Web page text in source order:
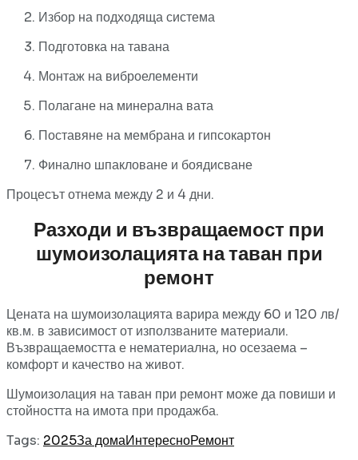
Избор на подходящасистема
Подготовка натавана
Монтаж на виброелементи
Полагане на минерална вата
Поставяне на мембрана и гипсокартон
Финално шпакловане и боядисване
Процесътотнема между 2 и 4 дни.
Разходи и възвращаемост при
шумоизолациятанатаван при
ремонт
Цената на шумоизолацията варира между 60 и 120 лв/
кв.м. в зависимостот използваните материали.
Възвращаемосттае нематериална, ноосезаема –
комфорт и качество наживот.
Шумоизолация натаван при ремонт можеда повиши и
стойността на имота при продажба.
Tags: 2025За домаИнтересноРемонт